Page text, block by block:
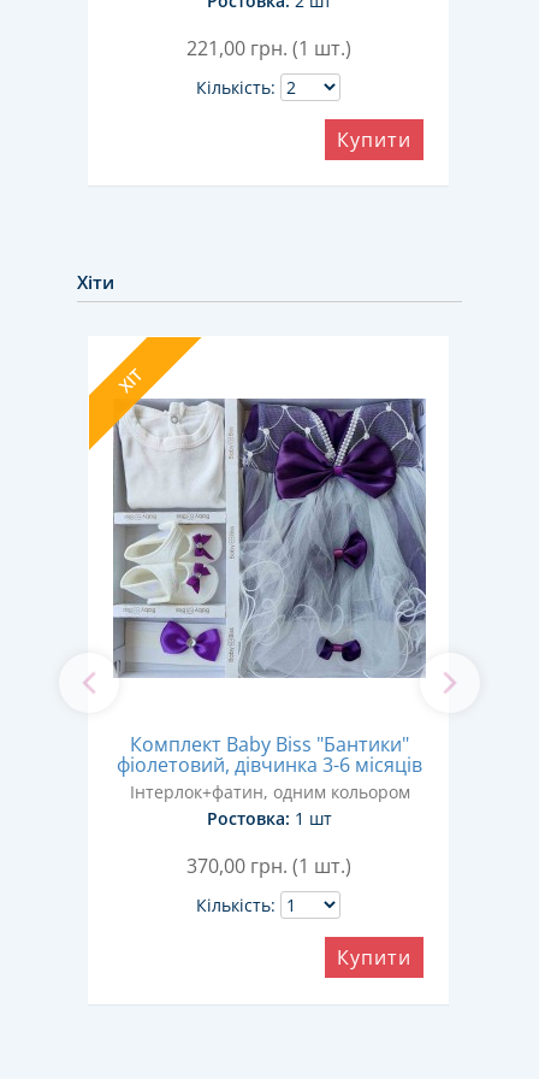
221,00 грн. (1 шт.)
Кількість:
Купити
Хіти
ХІТ
Комплект Baby Biss "Бантики"
фіолетовий, дівчинка 3-6 місяців
Інтерлок+фатин, одним кольором
Ростовка: 1 шт
370,00 грн. (1 шт.)
Кількість:
Купити